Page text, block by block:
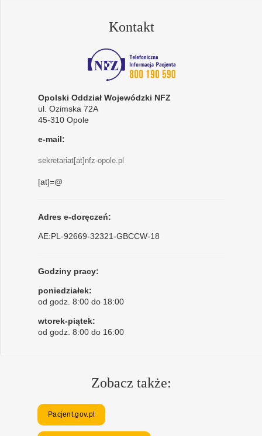
Kontakt
Opolski Oddział Wojewódzki NFZ
ul. Ozimska 72A
45-310 Opole
e-mail:
sekretariat[at]nfz-opole.pl
[at]=@
Adres e-doręczeń:
AE:PL-92669-32321-GBCCW-18
Godziny pracy:
poniedziałek:
od godz. 8:00 do 18:00
wtorek-piątek:
od godz. 8:00 do 16:00
Zobacz także:
Pacjent.gov.pl